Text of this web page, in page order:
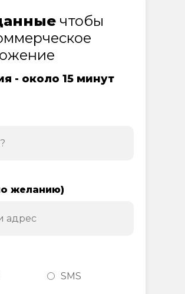
чтобы
- около 15 минут
желанию)
SMS